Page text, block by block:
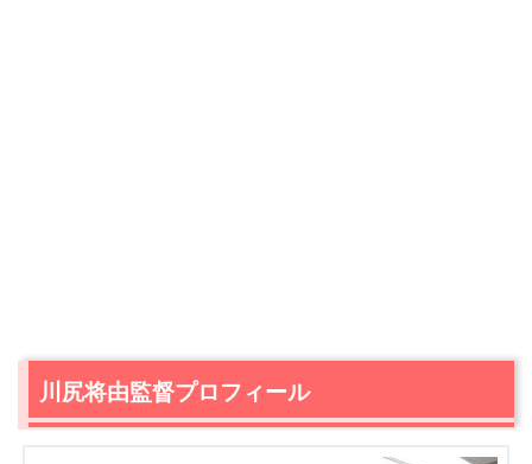
川尻将由監督プロフィール